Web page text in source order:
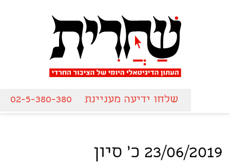
שלחו ידיעה מעניינת 02-5-380-380
23/06/2019 כ' סיון